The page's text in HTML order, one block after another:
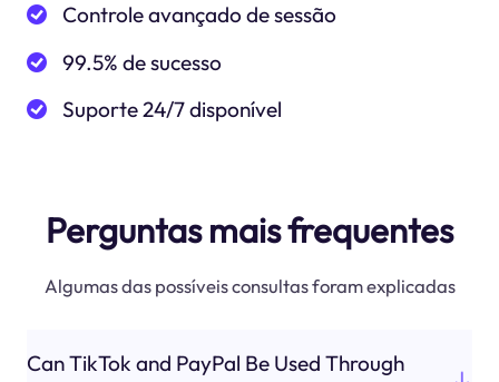
Controle avançado de sessão
99.5% de sucesso
Suporte 24/7 disponível
Perguntas mais frequentes
Algumas das possíveis consultas foram explicadas
Can TikTok and PayPal Be Used Through